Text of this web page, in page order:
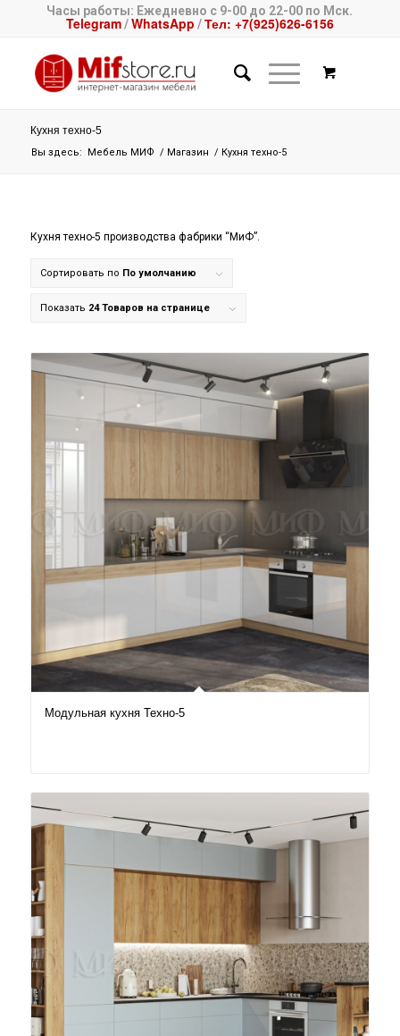
Часы работы: Ежедневно с 9-00 до 22-00 по Мск.
Telegram/WhatsApp /Тел: +7(925)626-6156
Кухня техно-5
Вы здесь: Мебель МИФ / Магазин / Кухня техно-5
Кухня техно-5 производства фабрики “МиФ”.
Сортировать по По умолчанию
Показать 24 Товаров на странице
Модульная кухня Техно-5